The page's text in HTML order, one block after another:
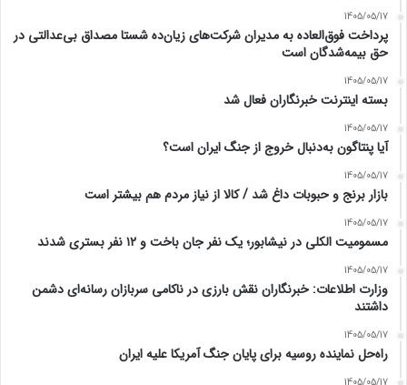
1405/05/17
پرداخت فوق‌العاده به مدیران شرکت‌های زیان‌ده شستا مصداق بی‌عدالتی در
حق بیمه‌شدگان است
1405/05/17
بسته اینترنت خبرنگاران فعال شد
1405/05/17
آیا پنتاگون به‌دنبال خروج از جنگ ایران است؟
1405/05/17
بازار برنج و حبوبات داغ شد / کالا از نیاز مردم هم بیشتر است
1405/05/17
مسمومیت الکلی در نیشابور؛ یک نفر جان باخت و ۱۲ نفر بستری شدند
1405/05/17
وزارت اطلاعات: خبرنگاران نقش بارزی در ناکامی سربازان رسانه‌ای دشمن
داشتند
1405/05/17
راه‌حل نماینده روسیه برای پایان جنگ آمریکا علیه ایران